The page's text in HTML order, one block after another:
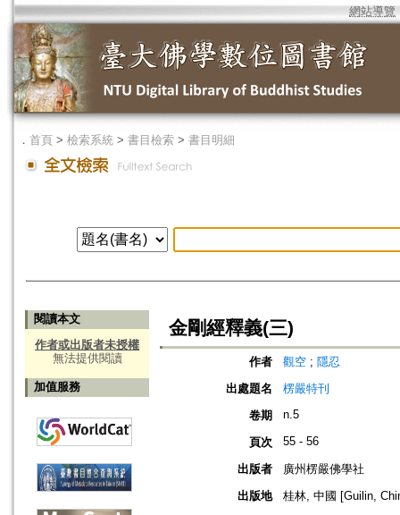
網站導覽
． 首頁 > 檢索系統 > 書目檢索 > 書目明細
閱讀本文
作者或出版者未授權
無法提供閱讀
加值服務
金剛經釋義(三)
作者 觀空 ; 隱忍
出處題名
楞嚴特刊
卷期
n.5
頁次 55 - 56
出版者
廣州楞嚴佛學社
出版地
桂林, 中國 [Guilin,